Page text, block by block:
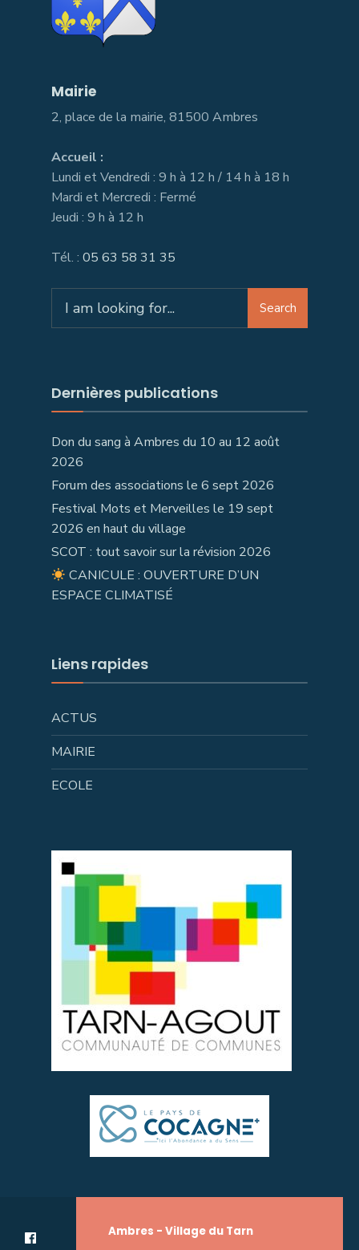
Mairie
2, place de la mairie, 81500 Ambres
Accueil :
Lundi et Vendredi : 9 h à 12 h / 14 h à 18 h
Mardi et Mercredi : Fermé
Jeudi : 9 h à 12 h
Tél. : 05 63 58 31 35
for:
Search
Dernières publications
Don du sang à Ambres du 10 au 12 août
2026
Forum des associations le 6 sept 2026
Festival Mots et Merveilles le 19 sept
2026 en haut du village
SCOT : tout savoir sur la révision 2026
CANICULE : OUVERTURE D’UN
ESPACE CLIMATISÉ
Liens rapides
ACTUS
MAIRIE
ECOLE
Ambres - Village du Tarn